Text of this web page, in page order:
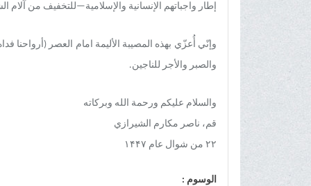
إطار واجباتهم الإنسانية والإسلامية—للتخفيف من آلام
وإنّي أُعزّي بهذه المصيبة الأليمة امام العصر (أرواحنا
والصبر والأجر للناجين.
والسلام عليكم ورحمة الله وبركاته
قم، ناصر مكارم الشيرازي
۲۲ من شوال عام ۱۴۴۷
الوسوم :